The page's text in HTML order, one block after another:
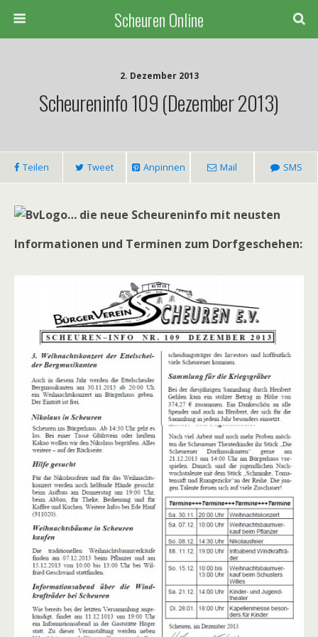
Scheuren Online
2. Dezember 2013
Scheureninfo 109 (Dezember 2013)
Teilen Tweet Anpinnen Mail SMS
… die neue Scheureninfo mit neusten
Informationen und Terminen zum Dorfgeschehen: